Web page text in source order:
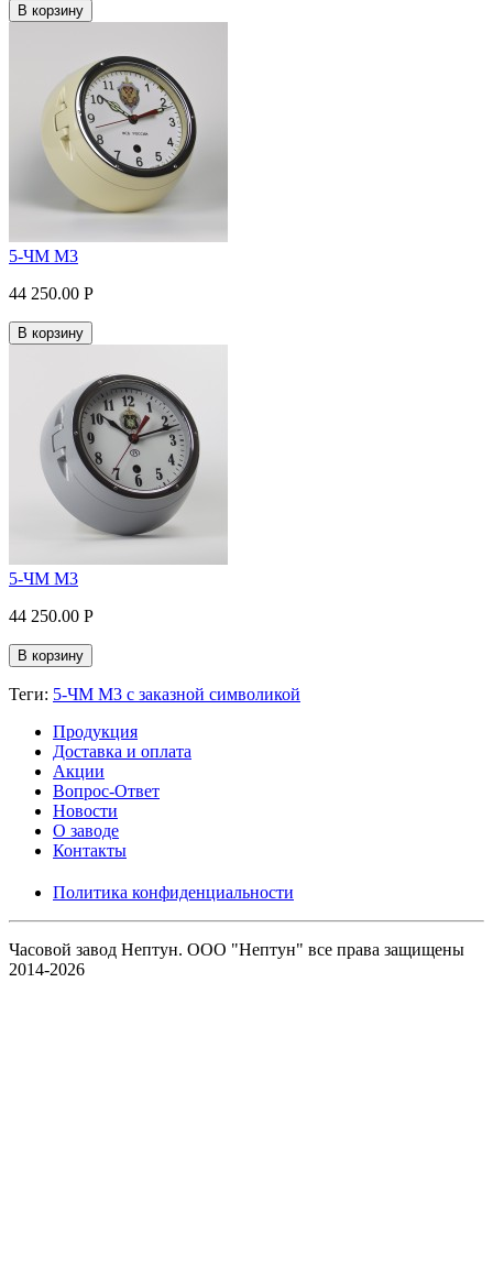
В корзину
5-ЧМ М3
44 250.00 P
В корзину
5-ЧМ М3
44 250.00 P
В корзину
Теги: 5-ЧМ М3 с заказной символикой
Продукция
Доставка и оплата
Акции
Вопрос-Ответ
Новости
О заводе
Контакты
Политика конфиденциальности
Часовой завод Нептун. ООО "Нептун" все права защищены
2014-2026